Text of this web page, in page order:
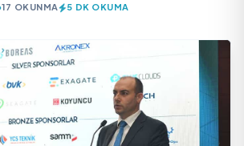
17 OKUNMA 5 DK OKUMA